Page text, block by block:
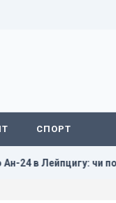
СПОРТ
чи постраждали